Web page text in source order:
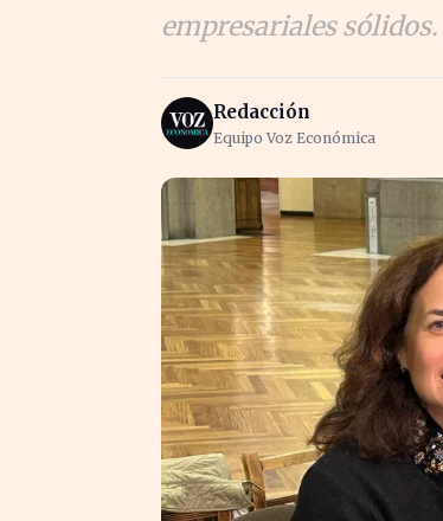
empresariales
Redacción
Equipo Voz Económica